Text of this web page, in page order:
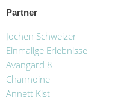
Partner
Jochen Schweizer
Einmalige Erlebnisse
Avangard 8
Channoine
Annett Kist